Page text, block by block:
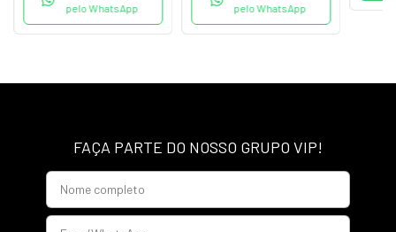
pelo WhatsApp
pelo WhatsApp
FAÇA PARTE DO NOSSO GRUPO VIP!